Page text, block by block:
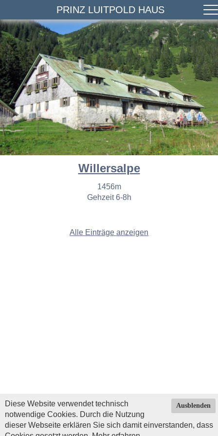
PRINZ LUITPOLD HAUS
Willersalpe
1456m
Gehzeit 6-8h
Alle Einträge anzeigen
Ausblenden
Diese Website verwendet technisch
notwendige Cookies. Durch die Nutzung
dieser Webseite erklären Sie sich damit einverstanden, dass